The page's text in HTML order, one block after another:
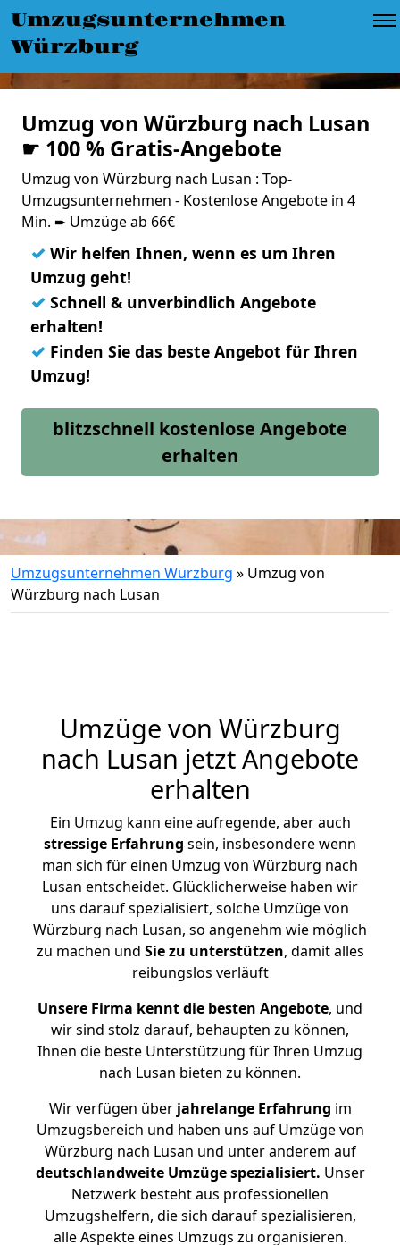
Umzugsunternehmen
Würzburg
Umzug von Würzburg nach Lusan
☛ 100 % Gratis-Angebote
Umzug von Würzburg nach Lusan : Top-
Umzugsunternehmen - Kostenlose Angebote in 4
Min. ➨ Umzüge ab 66€
✓ Wir helfen Ihnen, wenn es um Ihren
Umzug geht!
✓ Schnell & unverbindlich Angebote
erhalten!
✓ Finden Sie das beste Angebot für Ihren
Umzug!
blitzschnell kostenlose Angebote
erhalten
Umzugsunternehmen Würzburg » Umzug von
Würzburg nach Lusan
Umzüge von Würzburg
nach Lusan jetzt Angebote
erhalten
Ein Umzug kann eine aufregende, aber auch
stressige Erfahrung sein, insbesondere wenn
man sich für einen Umzug von Würzburg nach
Lusan entscheidet. Glücklicherweise haben wir
uns darauf spezialisiert, solche Umzüge von
Würzburg nach Lusan, so angenehm wie möglich
zu machen und Sie zu unterstützen, damit alles
reibungslos verläuft
Unsere Firma kennt die besten Angebote, und
wir sind stolz darauf, behaupten zu können,
Ihnen die beste Unterstützung für Ihren Umzug
nach Lusan bieten zu können.
Wir verfügen überjahrelange Erfahrung im
Umzugsbereich und haben uns auf Umzüge von
Würzburg nach Lusan und unter anderem auf
deutschlandweite Umzüge spezialisiert. Unser
Netzwerk besteht aus professionellen
Umzugshelfern, die sich darauf spezialisieren,
alle Aspekte eines Umzugs zu organisieren.